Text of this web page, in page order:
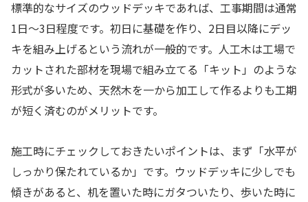
標準的なサイズのウッドデッキであれば、工事期間は通常
1日〜3日程度です。初日に基礎を作り、2日目以降にデッ
キを組み上げるという流れが一般的です。人工木は工場で
カットされた部材を現場で組み立てる「キット」のような
形式が多いため、天然木を一から加工して作るよりも工期
が短く済むのがメリットです。
施工時にチェックしておきたいポイントは、まず「水平が
しっかり保たれているか」です。ウッドデッキに少しでも
傾きがあると、机を置いた時にガタついたり、歩いた時に